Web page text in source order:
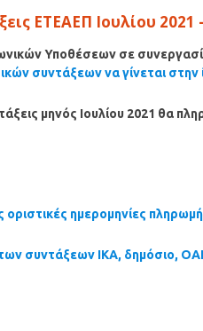
ΕΤΕΑΕΠ Ιουλίου 2021
Υποθέσεων σε
συντάξεων να γίνεται στην
μηνός Ιουλίου 2021 θα
οριστικές ημερομηνίες
συντάξεων ΙΚΑ, δημόσιο,